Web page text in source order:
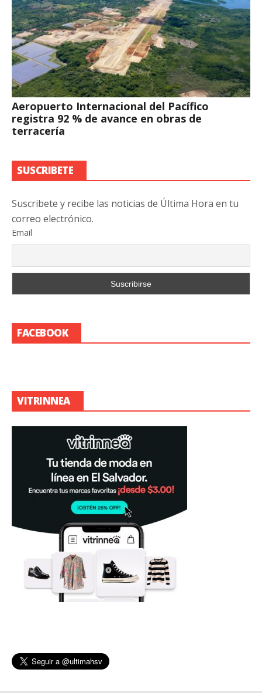
Aeropuerto Internacional del Pacífico
registra 92 % de avance en obras de
terracería
SUSCRIBETE
Suscribete y recibe las noticias de Última Hora en tu
correo electrónico.
Email
FACEBOOK
VITRINNEA